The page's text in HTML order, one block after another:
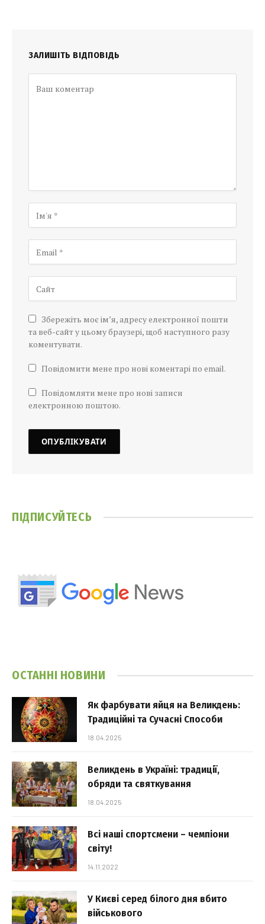
ЗАЛИШІТЬ ВІДПОВІДЬ
Збережіть моє ім’я, адресу електронної пошти
та веб-сайт у цьому браузері, щоб наступного разу
коментувати.
Повідомити мене про нові коментарі по email.
Повідомляти мене про нові записи
електронною поштою.
ПІДПИСУЙТЕСЬ
ОСТАННІ НОВИНИ
Як фарбувати яйця на Великдень:
Традиційні та Сучасні Способи
18.04.2025
Великдень в Україні: традиції,
обряди та святкування
18.04.2025
Всі наші спортсмени – чемпіони
світу!
14.11.2022
У Києві серед білого дня вбито
військового